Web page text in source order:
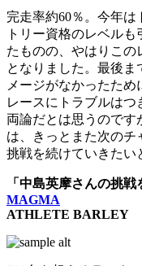
完走率約60％。今年
トリー資格のレベル
たものの、やはりこの
となりました。最後
メージがなかったた
レースにトラブルは
両論だとは思うのです
は、きっとまた次のチ
挑戦を続けていきたい
「中島英摩さんの挑
MAGMA
ATHLETE BARLEY